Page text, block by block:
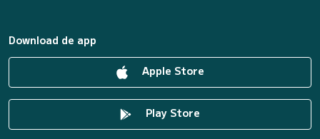
Download de app
Apple Store
Play Store